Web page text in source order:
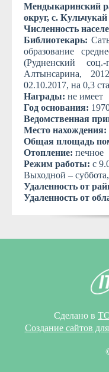
Мендыкаринский
округ, с. Кульчукай
Численность
Библиотекарь:
образование
(Рудненский
Алтынсарина,
02.10.2017, на 0,3
Награды: не имеет
Год основания:
Ведомственная
Место нахождения:
Общая площадь
Отопление: печное
Режим работы: с
Выходной –
Удаленность от
Удаленность от
Сделано в
Создание сайтов